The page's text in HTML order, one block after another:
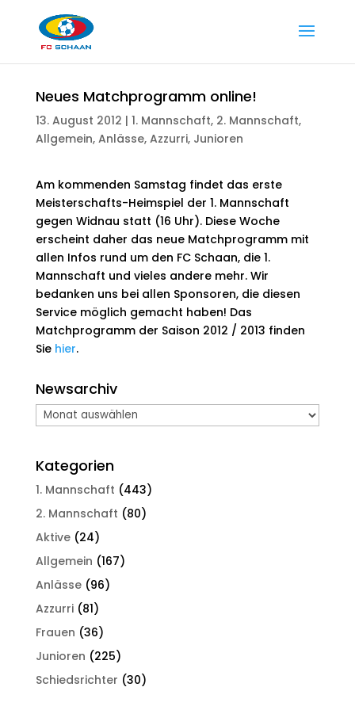
Neues Matchprogramm online!
13. August 2012 | 1. Mannschaft, 2. Mannschaft,
Allgemein, Anlässe, Azzurri, Junioren
Am kommenden Samstag findet das erste
Meisterschafts-Heimspiel der 1. Mannschaft
gegen Widnau statt (16 Uhr). Diese Woche
erscheint daher das neue Matchprogramm mit
allen Infos rund um den FC Schaan, die 1.
Mannschaft und vieles andere mehr. Wir
bedanken uns bei allen Sponsoren, die diesen
Service möglich gemacht haben! Das
Matchprogramm der Saison 2012 / 2013 finden
Sie hier.
Newsarchiv
Newsarchiv
Kategorien
1. Mannschaft (443)
2. Mannschaft (80)
Aktive(24)
Allgemein (167)
Anlässe(96)
Azzurri(81)
Frauen (36)
Junioren (225)
Schiedsrichter (30)